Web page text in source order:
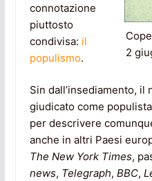
2
connotazione
piuttosto
condivisa: il
populismo.
Sin dall’insediamento, il
giudicato come
per descrivere
anche in altri Paesi
The New York Times,
news, Telegraph, BBC,